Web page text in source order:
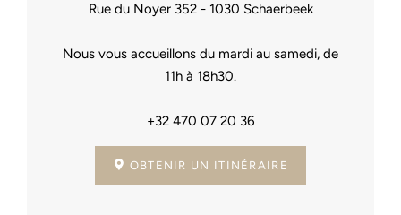
Rue du Noyer 352 - 1030 Schaerbeek
Nous vous accueillons du mardi au samedi, de
11h à 18h30.
+32 470 07 20 36
OBTENIR UN ITINÉRAIRE